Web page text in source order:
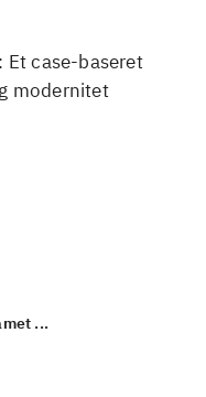
Et case-baseret
modernitet
...